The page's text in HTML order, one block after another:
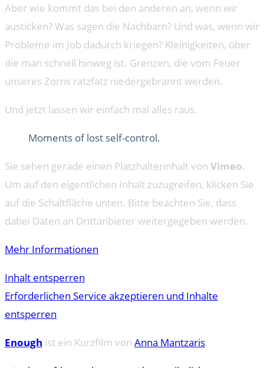
Aber wie kommt das bei den anderen an, wenn wir
austicken? Was sagen die Nachbarn? Und was, wenn wir
Probleme im Job dadurch kriegen? Kleinigkeiten, über
die man schnell hinweg ist. Grenzen, die vom Feuer
unseres Zorns ratzfatz niedergebrannt werden.
Und jetzt lassen wir einfach mal alles raus.
Moments of lost self-control.
Sie sehen gerade einen Platzhalterinhalt von Vimeo.
Um auf den eigentlichen Inhalt zuzugreifen, klicken Sie
auf die Schaltfläche unten. Bitte beachten Sie, dass
dabei Daten an Drittanbieter weitergegeben werden.
Mehr Informationen
Inhalt entsperren
Erforderlichen Service akzeptieren und Inhalte
entsperren
Enough ist ein Kurzfilm von Anna Mantzaris.